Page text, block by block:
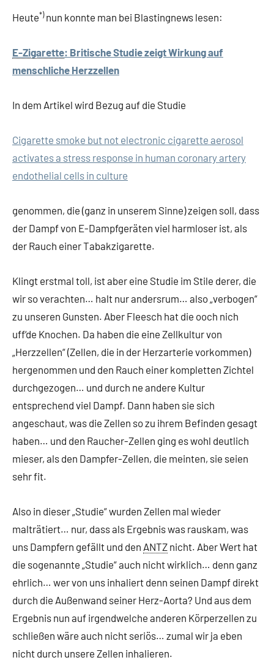
Heute*)nun konnte man bei Blastingnews lesen:
E-Zigarette: Britische Studie zeigt Wirkung auf
menschliche Herzzellen
In dem Artikel wird Bezug auf die Studie
Cigarette smoke but not electronic cigarette aerosol
activates a stress response in human coronary artery
endothelial cells in culture
genommen, die (ganz in unserem Sinne) zeigen soll, dass
der Dampf von E-Dampfgeräten viel harmloser ist, als
der Rauch einer Tabakzigarette.
Klingt erstmal toll, ist aber eine Studie im Stile derer, die
wir so verachten… halt nur andersrum… also „verbogen“
zu unseren Gunsten. Aber Fleesch hat die ooch nich
uff‘de Knochen. Da haben die eine Zellkultur von
„Herzzellen“ (Zellen, die in der Herzarterie vorkommen)
hergenommen und den Rauch einer kompletten Zichtel
durchgezogen… und durch ne andere Kultur
entsprechend viel Dampf. Dann haben sie sich
angeschaut, was die Zellen so zu ihrem Befinden gesagt
haben… und den Raucher-Zellen ging es wohl deutlich
mieser, als den Dampfer-Zellen, die meinten, sie seien
sehr fit.
Also in dieser „Studie“ wurden Zellen mal wieder
malträtiert… nur, dass als Ergebnis was rauskam, was
uns Dampfern gefällt und den ANTZ nicht. Aber Wert hat
die sogenannte „Studie“ auch nicht wirklich… denn ganz
ehrlich… wer von uns inhaliert denn seinen Dampf direkt
durch die Außenwand seiner Herz-Aorta? Und aus dem
Ergebnis nun auf irgendwelche anderen Körperzellen zu
schließen wäre auch nicht seriös… zumal wir ja eben
nicht durch unsere Zellen inhalieren.